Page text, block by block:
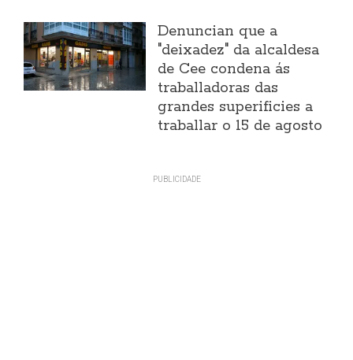
Denuncian que a
"deixadez" da alcaldesa
de Cee condena ás
traballadoras das
grandes superificies a
traballar o 15 de agosto